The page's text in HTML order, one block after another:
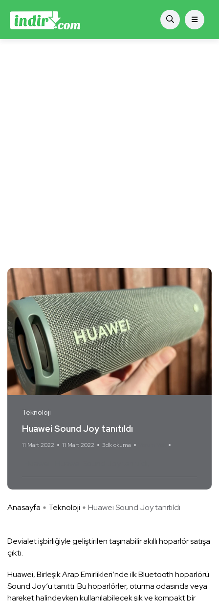
Teknoloji
Huawei Sound Joy tanıtıldı
11 Mart 2022 11 Mart 2022 3dk okuma
Anasayfa Teknoloji Huawei Sound Joy tanıtıldı
Devialet işbirliğiyle geliştirilen taşınabilir akıllı hoparlör satışa
çıktı.
Huawei, Birleşik Arap Emirlikleri’nde ilk Bluetooth hoparlörü
Sound Joy’u tanıttı. Bu hoparlörler, oturma odasında veya
hareket halindeyken kullanılabilecek şık ve kompakt bir